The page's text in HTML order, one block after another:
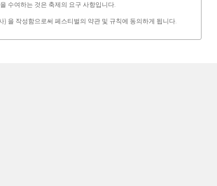
수여하는 것은 축제의 요구 사항입니다.
을 작성함으로써 페스티벌의 약관 및 규칙에 동의하게 됩니다.